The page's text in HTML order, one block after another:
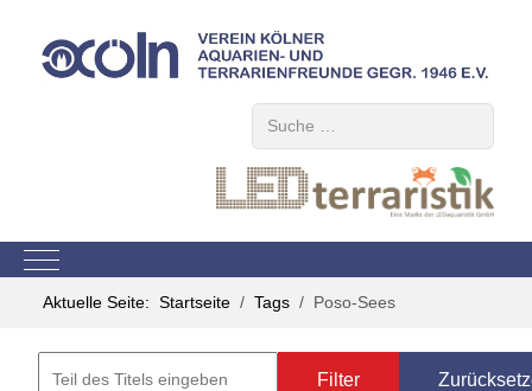
Mobile Menu Toggle
Aktuelle Seite: Startseite Tags Poso-Sees
Filter